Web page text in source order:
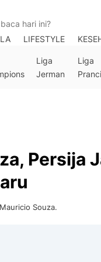
LIFESTYLE
Liga
Jerman
Liga
Persija
Souza.